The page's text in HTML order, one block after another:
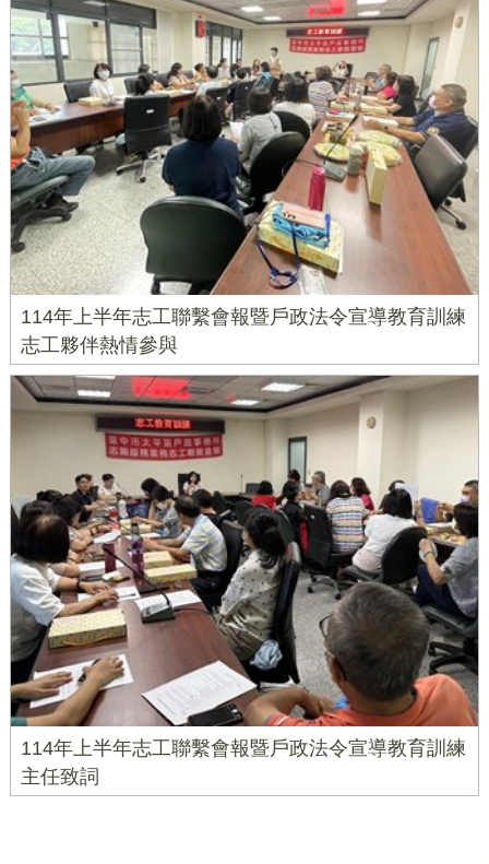
114年上半年志工聯繫會報暨戶政法令宣導教育訓練
志工夥伴熱情參與
114年上半年志工聯繫會報暨戶政法令宣導教育訓練
主任致詞